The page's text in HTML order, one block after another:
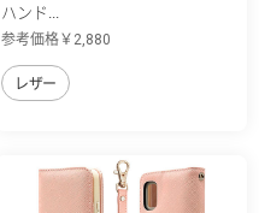
ハンド...
参考価格￥2,880
レザー